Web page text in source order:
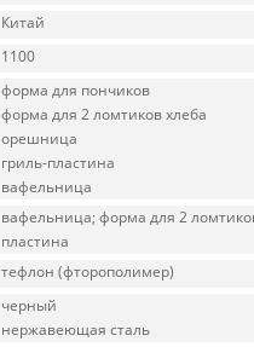
Китай
1100
форма для пончиков
форма для 2 ломтиков хлеба
орешница
гриль-пластина
вафельница
вафельница; форма для 2
пластина
тефлон (фторополимер)
черный
нержавеющая сталь